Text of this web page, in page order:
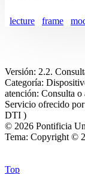
lecture frame
Versión: 2.2.
Categoría:
atención: Consulta o
Servicio ofrecido
DTI )
© 2026 Pontificia
Tema: Copyright ©
Top